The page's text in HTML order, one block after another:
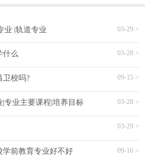
业 |轨道专业 03-29 >
什么 03-28 >
卫校吗? 09-15 >
专业主要课程|培养目标 03-28 >
03-29 >
前教育专业好不好 09-16 >